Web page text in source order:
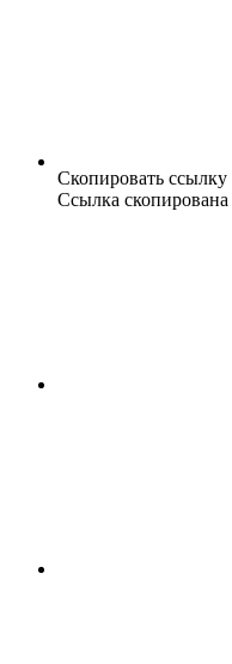
Скопировать ссылку
Ссылка скопирована